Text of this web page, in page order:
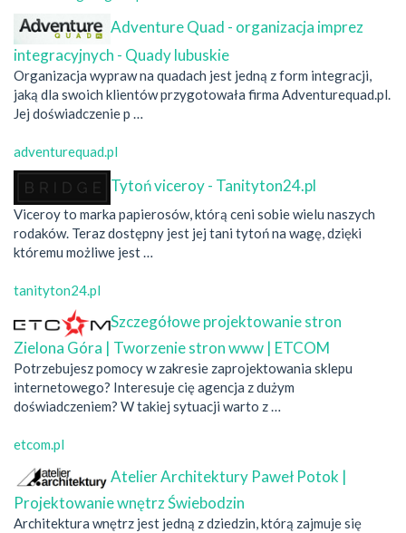
Adventure Quad - organizacja imprez
integracyjnych - Quady lubuskie
Organizacja wypraw na quadach jest jedną z form integracji,
jaką dla swoich klientów przygotowała firma Adventurequad.pl.
Jej doświadczenie p …
adventurequad.pl
Tytoń viceroy - Tanityton24.pl
Viceroy to marka papierosów, którą ceni sobie wielu naszych
rodaków. Teraz dostępny jest jej tani tytoń na wagę, dzięki
któremu możliwe jest …
tanityton24.pl
Szczegółowe projektowanie stron
Zielona Góra | Tworzenie stron www | ETCOM
Potrzebujesz pomocy w zakresie zaprojektowania sklepu
internetowego? Interesuje cię agencja z dużym
doświadczeniem? W takiej sytuacji warto z …
etcom.pl
Atelier Architektury Paweł Potok |
Projektowanie wnętrz Świebodzin
Architektura wnętrz jest jedną z dziedzin, którą zajmuje się